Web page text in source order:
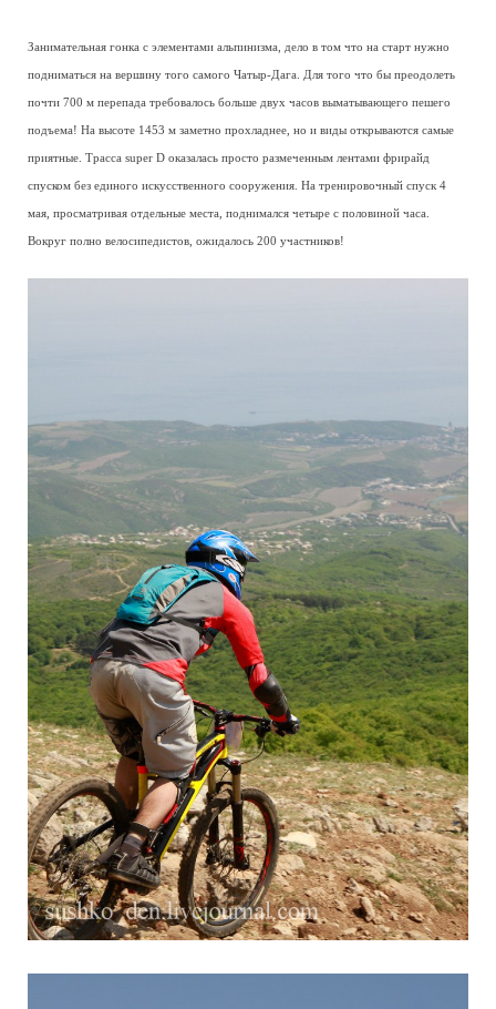
Занимательная гонка с элементами альпинизма, дело в том что на старт нужно
подниматься на вершину того самого Чатыр-Дага. Для того что бы преодолеть
почти 700 м перепада требовалось больше двух часов выматывающего пешего
подъема! На высоте 1453 м заметно прохладнее, но и виды открываются самые
приятные. Трасса super D оказалась просто размеченным лентами фрирайд
спуском без единого искусственного сооружения. На тренировочный спуск 4
мая, просматривая отдельные места, поднимался четыре с половиной часа.
Вокруг полно велосипедистов, ожидалось 200 участников!